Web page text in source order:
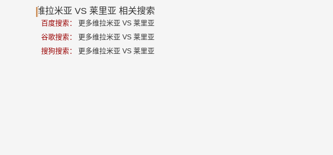
维拉米亚 VS 莱里亚 相关搜索
百度搜索：
更多维拉米亚 VS 莱里亚
谷歌搜索：
更多维拉米亚 VS 莱里亚
搜狗搜索：
更多维拉米亚 VS 莱里亚